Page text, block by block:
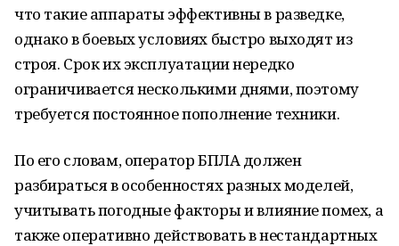
что такие аппараты эффективны в разведке,
однако в боевых условиях быстро выходят из
строя. Срок их эксплуатации нередко
ограничивается несколькими днями, поэтому
требуется постоянное пополнение техники.
По его словам, оператор БПЛА должен
разбираться в особенностях разных моделей,
учитывать погодные факторы и влияние помех, а
также оперативно действовать в нестандартных